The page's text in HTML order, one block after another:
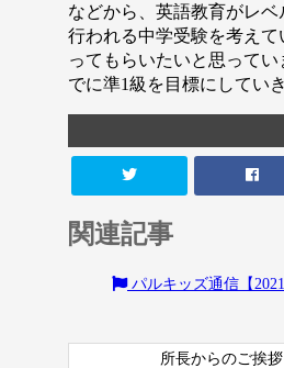
などから、英語教育がレ
行われる中学受験を考え
ってもらいたいと思って
でに準1級を目標にしてい
関連記事
パルキッズ通信【
所長からのご挨拶